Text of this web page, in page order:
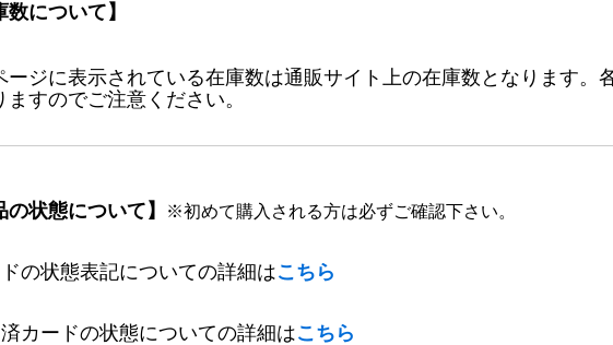
数について】
ージに表示されている在庫数は通販サイト上の在庫数となります。
ますのでご注意ください。
の状態について】 ※初めて購入される方は必ずご確認下さい。
の状態表記についての詳細はこちら
カードの状態についての詳細はこちら